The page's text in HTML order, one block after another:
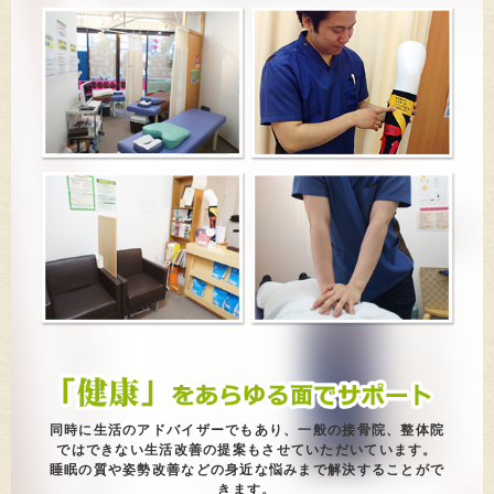
交通事故での身体の痛み
2025/08/14
手首に痛みが出てしまった方を施術しました
2025/08/07
交通事故での痛み
2025/07/24
坐骨神経痛のような症状で悩んだ50代女性
2025/07/17
交通事故で体を痛めた方を施術しました
2025/07/03
産後の骨盤ケアをしたい方を施術しました
2025/06/26
同時に生活のアドバイザーでもあり、一般の接骨院、整体院
ではできない生活改善の提案もさせていただいています。
睡眠の質や姿勢改善などの身近な悩みまで解決することがで
きます。